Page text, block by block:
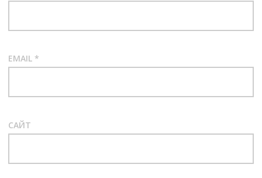
EMAIL *
САЙТ